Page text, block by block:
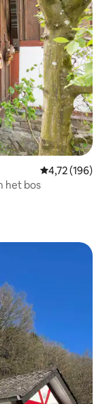
Gemiddelde
4,72 (196)
het bos